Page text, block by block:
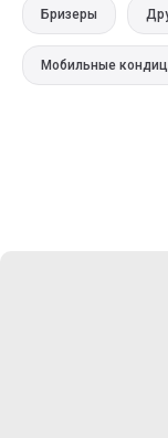
Бризеры
Мобильные